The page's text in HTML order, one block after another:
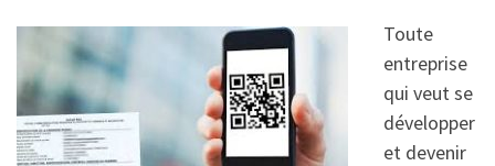
Toute
entreprise
qui veut se
développer
et devenir